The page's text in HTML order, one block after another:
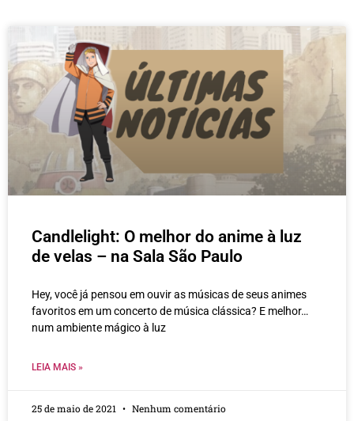
Candlelight: O melhor do anime à luz
de velas – na Sala São Paulo
Hey, você já pensou em ouvir as músicas de seus animes
favoritos em um concerto de música clássica? E melhor…
num ambiente mágico à luz
LEIA MAIS »
25 de maio de 2021 Nenhum comentário